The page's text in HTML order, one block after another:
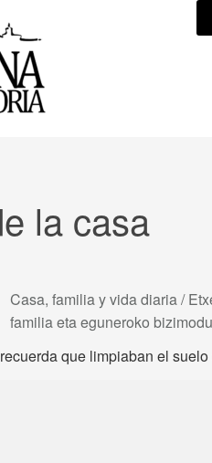
la casa
Casa, familia y vida diaria /
familia eta eguneroko
que limpiaban el